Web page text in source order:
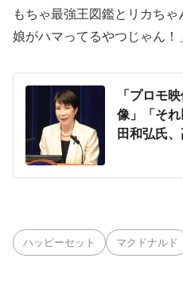
もちゃ最強王図鑑とリカち
娘がハマってるやつじゃん！
「プロモ
像」「そ
田和弘氏
ハッピーセット マクドナルド